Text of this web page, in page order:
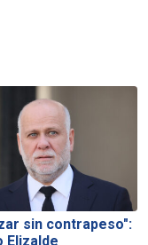
sin contrapeso":
Elizalde